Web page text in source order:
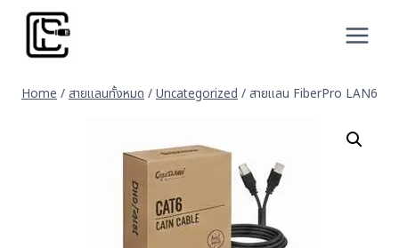
Skip
content
Home / สายแลนทั้งหมด / Uncategorized / สายแลน FiberPro LAN6